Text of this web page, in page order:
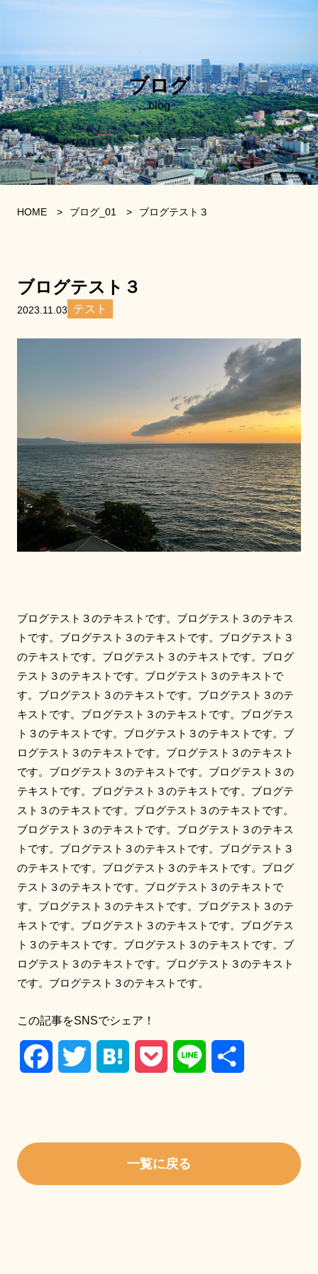
ブログ
blog
HOME > ブログ_01 > ブログテスト３
ブログテスト３
2023.11.03 テスト
ブログテスト３のテキストです。ブログテスト３のテキス
トです。ブログテスト３のテキストです。ブログテスト３
のテキストです。ブログテスト３のテキストです。ブログ
テスト３のテキストです。ブログテスト３のテキストで
す。ブログテスト３のテキストです。ブログテスト３のテ
キストです。ブログテスト３のテキストです。ブログテス
ト３のテキストです。ブログテスト３のテキストです。ブ
ログテスト３のテキストです。ブログテスト３のテキスト
です。ブログテスト３のテキストです。ブログテスト３の
テキストです。ブログテスト３のテキストです。ブログテ
スト３のテキストです。ブログテスト３のテキストです。
ブログテスト３のテキストです。ブログテスト３のテキス
トです。ブログテスト３のテキストです。ブログテスト３
のテキストです。ブログテスト３のテキストです。ブログ
テスト３のテキストです。ブログテスト３のテキストで
す。ブログテスト３のテキストです。ブログテスト３のテ
キストです。ブログテスト３のテキストです。ブログテス
ト３のテキストです。ブログテスト３のテキストです。ブ
ログテスト３のテキストです。ブログテスト３のテキスト
です。ブログテスト３のテキストです。
この記事をSNSでシェア！
FacebookTwitter Hatena Pocket Line
一覧に戻る